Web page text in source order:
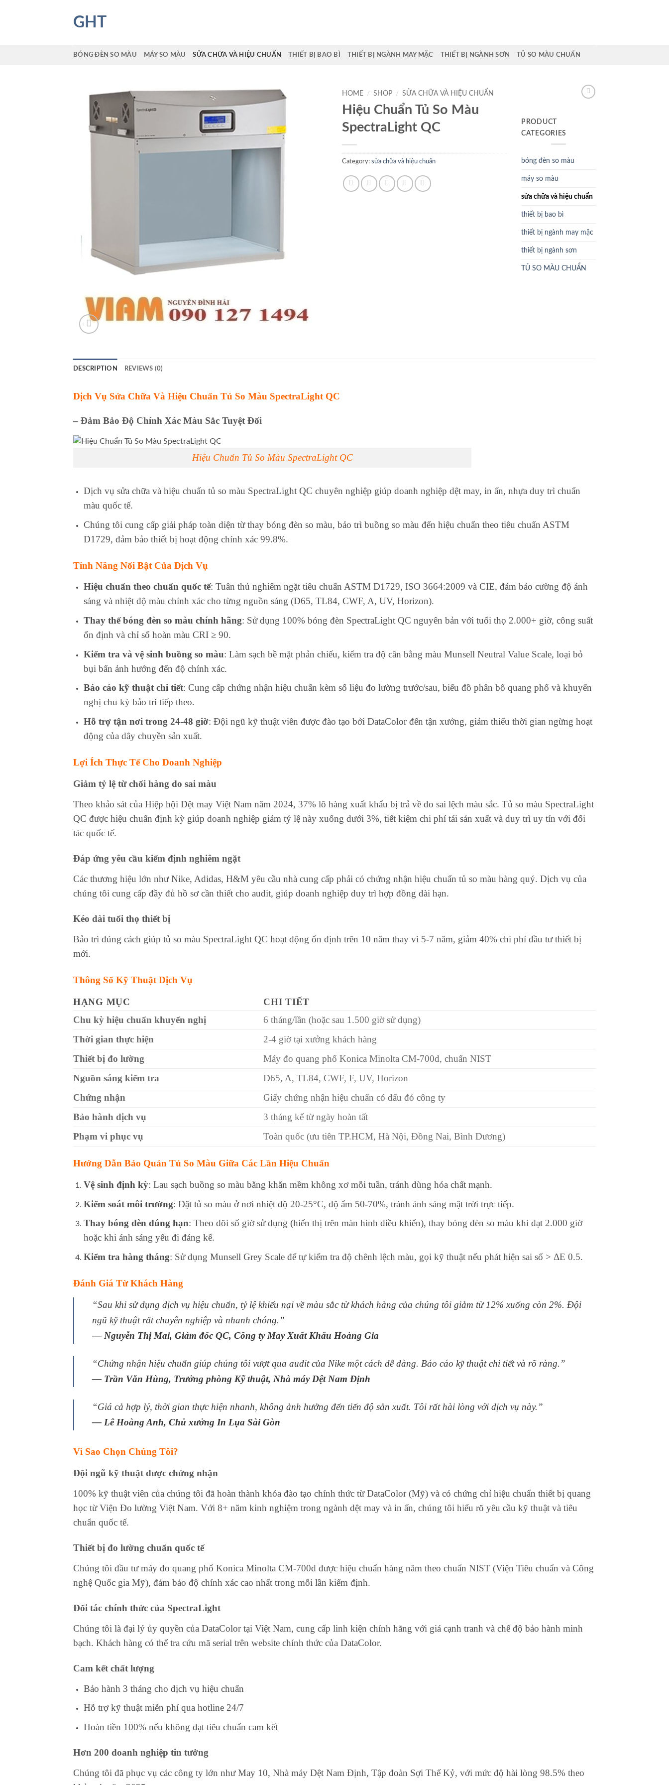
GHT
BÓNG ĐÈN SO MÀU MÁY SO MÀU SỬA CHỮA VÀ HIỆU CHUẨN THIẾT BỊ BAO BÌ THIẾT BỊ NGÀNH MAY MẶC THIẾT BỊ NGÀNH SƠN TỦ SO MÀU CHUẨN
HOME / SHOP / SỬA CHỮA VÀ HIỆU CHUẨN
Hiệu Chuẩn Tủ So Màu
SpectraLight QC
Category: sửa chữa và hiệu chuẩn
PRODUCT
CATEGORIES
bóng đèn so màu
máy so màu
sửa chữa và hiệu chuẩn
thiết bị bao bì
thiết bị ngành may mặc
thiết bị ngành sơn
TỦ SO MÀU CHUẨN
DESCRIPTION REVIEWS (0)
Dịch Vụ Sửa Chữa Và Hiệu Chuẩn Tủ So Màu SpectraLight QC
– Đảm Bảo Độ Chính Xác Màu Sắc Tuyệt Đối
Hiệu Chuẩn Tủ So Màu SpectraLight QC
Dịch vụ sửa chữa và hiệu chuẩn tủ so màu SpectraLight QC chuyên nghiệp giúp doanh nghiệp dệt may, in ấn, nhựa duy trì chuẩn
màu quốc tế.
Chúng tôi cung cấp giải pháp toàn diện từ thay bóng đèn so màu, bảo trì buồng so màu đến hiệu chuẩn theo tiêu chuẩn ASTM
D1729, đảm bảo thiết bị hoạt động chính xác 99.8%.
Tính Năng Nổi Bật Của Dịch Vụ
Hiệu chuẩn theo chuẩn quốc tế: Tuân thủ nghiêm ngặt tiêu chuẩn ASTM D1729, ISO 3664:2009 và CIE, đảm bảo cường độ ánh
sáng và nhiệt độ màu chính xác cho từng nguồn sáng (D65, TL84, CWF, A, UV, Horizon).
Thay thế bóng đèn so màu chính hãng: Sử dụng 100% bóng đèn SpectraLight QC nguyên bản với tuổi thọ 2.000+ giờ, công suất
ổn định và chỉ số hoàn màu CRI ≥ 90.
Kiểm tra và vệ sinh buồng so màu: Làm sạch bề mặt phản chiếu, kiểm tra độ cân bằng màu Munsell Neutral Value Scale, loại bỏ
bụi bẩn ảnh hưởng đến độ chính xác.
Báo cáo kỹ thuật chi tiết: Cung cấp chứng nhận hiệu chuẩn kèm số liệu đo lường trước/sau, biểu đồ phân bố quang phổ và khuyến
nghị chu kỳ bảo trì tiếp theo.
Hỗ trợ tận nơi trong 24-48 giờ: Đội ngũ kỹ thuật viên được đào tạo bởi DataColor đến tận xưởng, giảm thiểu thời gian ngừng hoạt
động của dây chuyền sản xuất.
Lợi Ích Thực Tế Cho Doanh Nghiệp
Giảm tỷ lệ từ chối hàng do sai màu
Theo khảo sát của Hiệp hội Dệt may Việt Nam năm 2024, 37% lô hàng xuất khẩu bị trả về do sai lệch màu sắc. Tủ so màu SpectraLight
QC được hiệu chuẩn định kỳ giúp doanh nghiệp giảm tỷ lệ này xuống dưới 3%, tiết kiệm chi phí tái sản xuất và duy trì uy tín với đối
tác quốc tế.
Đáp ứng yêu cầu kiểm định nghiêm ngặt
Các thương hiệu lớn như Nike, Adidas, H&M yêu cầu nhà cung cấp phải có chứng nhận hiệu chuẩn tủ so màu hàng quý. Dịch vụ của
chúng tôi cung cấp đầy đủ hồ sơ cần thiết cho audit, giúp doanh nghiệp duy trì hợp đồng dài hạn.
Kéo dài tuổi thọ thiết bị
Bảo trì đúng cách giúp tủ so màu SpectraLight QC hoạt động ổn định trên 10 năm thay vì 5-7 năm, giảm 40% chi phí đầu tư thiết bị
mới.
Thông Số Kỹ Thuật Dịch Vụ
HẠNG MỤC
CHI TIẾT
Chu kỳ hiệu chuẩn khuyến nghị
6 tháng/lần (hoặc sau 1.500 giờ sử dụng)
Thời gian thực hiện
2-4 giờ tại xưởng khách hàng
Thiết bị đo lường
Máy đo quang phổ Konica Minolta CM-700d, chuẩn NIST
Nguồn sáng kiểm tra
D65, A, TL84, CWF, F, UV, Horizon
Chứng nhận
Giấy chứng nhận hiệu chuẩn có dấu đỏ công ty
Bảo hành dịch vụ
3 tháng kể từ ngày hoàn tất
Phạm vi phục vụ
Toàn quốc (ưu tiên TP.HCM, Hà Nội, Đồng Nai, Bình Dương)
Hướng Dẫn Bảo Quản Tủ So Màu Giữa Các Lần Hiệu Chuẩn
Vệ sinh định kỳ: Lau sạch buồng so màu bằng khăn mềm không xơ mỗi tuần, tránh dùng hóa chất mạnh.
Kiểm soát môi trường: Đặt tủ so màu ở nơi nhiệt độ 20-25°C, độ ẩm 50-70%, tránh ánh sáng mặt trời trực tiếp.
Thay bóng đèn đúng hạn: Theo dõi số giờ sử dụng (hiển thị trên màn hình điều khiển), thay bóng đèn so màu khi đạt 2.000 giờ
hoặc khi ánh sáng yếu đi đáng kể.
Kiểm tra hàng tháng: Sử dụng Munsell Grey Scale để tự kiểm tra độ chênh lệch màu, gọi kỹ thuật nếu phát hiện sai số > ΔE 0.5.
Đánh Giá Từ Khách Hàng
“Sau khi sử dụng dịch vụ hiệu chuẩn, tỷ lệ khiếu nại về màu sắc từ khách hàng của chúng tôi giảm từ 12% xuống còn 2%. Đội
ngũ kỹ thuật rất chuyên nghiệp và nhanh chóng.”
— Nguyễn Thị Mai, Giám đốc QC, Công ty May Xuất Khẩu Hoàng Gia
“Chứng nhận hiệu chuẩn giúp chúng tôi vượt qua audit của Nike một cách dễ dàng. Báo cáo kỹ thuật chi tiết và rõ ràng.”
— Trần Văn Hùng, Trưởng phòng Kỹ thuật, Nhà máy Dệt Nam Định
“Giá cả hợp lý, thời gian thực hiện nhanh, không ảnh hưởng đến tiến độ sản xuất. Tôi rất hài lòng với dịch vụ này.”
— Lê Hoàng Anh, Chủ xưởng In Lụa Sài Gòn
Vì Sao Chọn Chúng Tôi?
Đội ngũ kỹ thuật được chứng nhận
100% kỹ thuật viên của chúng tôi đã hoàn thành khóa đào tạo chính thức từ DataColor (Mỹ) và có chứng chỉ hiệu chuẩn thiết bị quang
học từ Viện Đo lường Việt Nam. Với 8+ năm kinh nghiệm trong ngành dệt may và in ấn, chúng tôi hiểu rõ yêu cầu kỹ thuật và tiêu
chuẩn quốc tế.
Thiết bị đo lường chuẩn quốc tế
Chúng tôi đầu tư máy đo quang phổ Konica Minolta CM-700d được hiệu chuẩn hàng năm theo chuẩn NIST (Viện Tiêu chuẩn và Công
nghệ Quốc gia Mỹ), đảm bảo độ chính xác cao nhất trong mỗi lần kiểm định.
Đối tác chính thức của SpectraLight
Chúng tôi là đại lý ủy quyền của DataColor tại Việt Nam, cung cấp linh kiện chính hãng với giá cạnh tranh và chế độ bảo hành minh
bạch. Khách hàng có thể tra cứu mã serial trên website chính thức của DataColor.
Cam kết chất lượng
Bảo hành 3 tháng cho dịch vụ hiệu chuẩn
Hỗ trợ kỹ thuật miễn phí qua hotline 24/7
Hoàn tiền 100% nếu không đạt tiêu chuẩn cam kết
Hơn 200 doanh nghiệp tin tưởng
Chúng tôi đã phục vụ các công ty lớn như May 10, Nhà máy Dệt Nam Định, Tập đoàn Sợi Thế Kỷ, với mức độ hài lòng 98.5% theo